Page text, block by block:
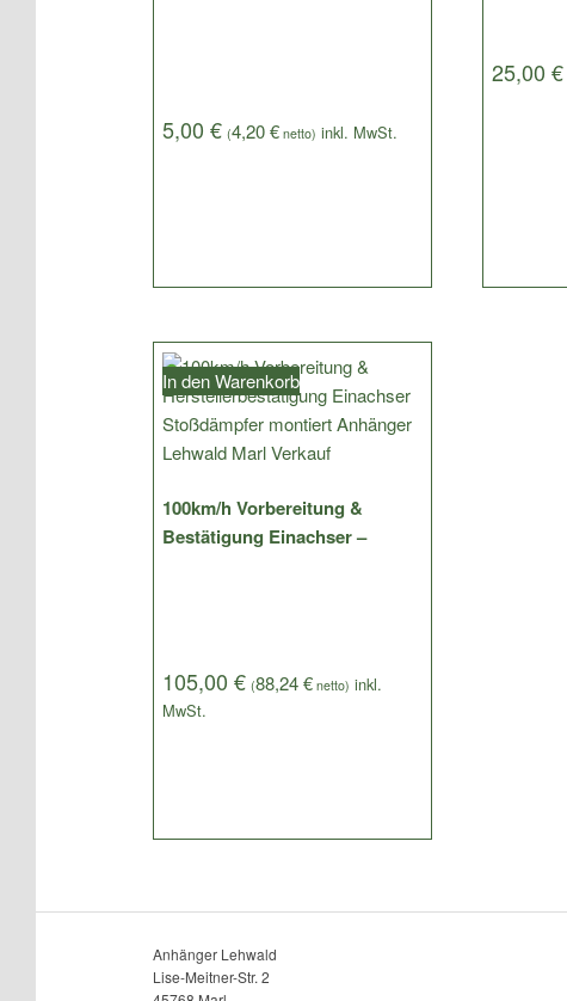
5,00€ (4,20€ netto)
25,00€
100km/h Vorbereitung &
Bestätigung Einachser –
105,00€ (88,24€ netto)
In den Warenkorb
Anhänger Lehwald
Lise-Meitner-Str. 2